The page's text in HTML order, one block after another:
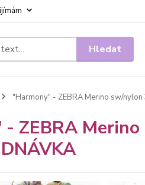
Hledat
"Harmony" - ZEBRA Merino sw/
ZEBRA